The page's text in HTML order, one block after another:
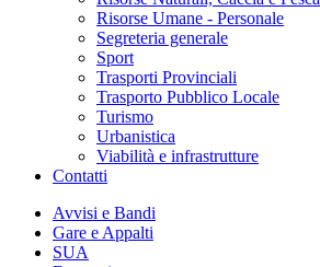
Risorse Umane - Personale
Segreteria generale
Sport
Trasporti Provinciali
Trasporto Pubblico Locale
Turismo
Urbanistica
Viabilità e infrastrutture
Contatti
Avvisi e Bandi
Gare e Appalti
SUA